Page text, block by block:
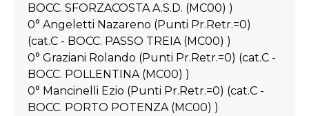
BOCC. SFORZACOSTA A.S.D. (MC00) )
0° Angeletti Nazareno (Punti Pr.Retr.=0)
(cat.C - BOCC. PASSO TREIA (MC00) )
0° Graziani Rolando (Punti Pr.Retr.=0) (cat.C -
BOCC. POLLENTINA (MC00) )
0° Mancinelli Ezio (Punti Pr.Retr.=0) (cat.C -
BOCC. PORTO POTENZA (MC00) )